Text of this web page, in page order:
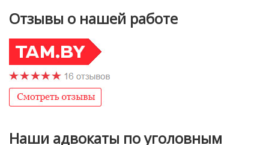
Отзывы о нашей работе
Наши адвокаты по уголовным